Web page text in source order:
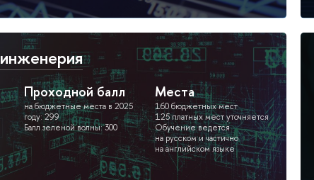
Проходной балл
на бюджетные места в 2025
году: 299
Балл зеленой волны: 300
Места
160 бюджетных мест
125 платных мест уточняется
Обучение ведется
на русском и частично
на английском языке